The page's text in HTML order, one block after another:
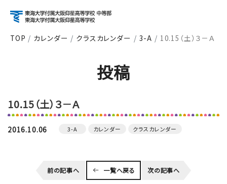
About 学校紹介
Course コース紹介
TOP カレンダー クラスカレンダー 3-A 10.15（土）３－Ａ
投稿
10.15（土）３－Ａ
2016.10.06 3-A カレンダー クラスカレンダー
前の記事へ 一覧へ戻る 次の記事へ